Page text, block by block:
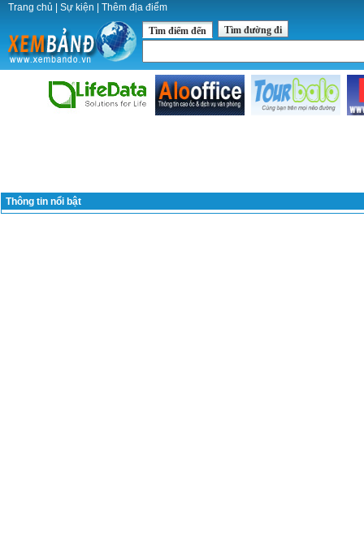
Trang chủ Sự kiện Thêm địa điểm
Tìm điểm đến Tìm đường đi
Thông tin nổi bật